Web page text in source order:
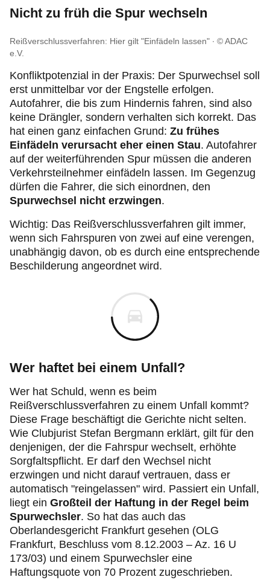
Nicht zu früh die Spur wechseln
Reißverschlussverfahren: Hier gilt "Einfädeln lassen"
© ADAC
e.V.
Konfliktpotenzial in der Praxis: Der Spurwechsel soll
erst unmittelbar vor der Engstelle erfolgen.
Autofahrer, die bis zum Hindernis fahren, sind also
keine Drängler, sondern verhalten sich korrekt. Das
hat einen ganz einfachen Grund: Zu frühes
Einfädeln verursacht eher einen Stau. Autofahrer
auf der weiterführenden Spur müssen die anderen
Verkehrsteilnehmer einfädeln lassen. Im Gegenzug
dürfen die Fahrer, die sich einordnen, den
Spurwechsel nicht erzwingen.
Wichtig: Das Reißverschlussverfahren gilt immer,
wenn sich Fahrspuren von zwei auf eine verengen,
unabhängig davon, ob es durch eine entsprechende
Beschilderung angeordnet wird.
Wer haftet bei einem Unfall?
Wer hat Schuld, wenn es beim
Reißverschlussverfahren zu einem Unfall kommt?
Diese Frage beschäftigt die Gerichte nicht selten.
Wie Clubjurist Stefan Bergmann erklärt, gilt für den
denjenigen, der die Fahrspur wechselt, erhöhte
Sorgfaltspflicht. Er darf den Wechsel nicht
erzwingen und nicht darauf vertrauen, dass er
automatisch "reingelassen" wird. Passiert ein Unfall,
liegt ein Großteil der Haftung in der Regel beim
Spurwechsler. So hat das auch das
Oberlandesgericht Frankfurt gesehen (OLG
Frankfurt, Beschluss vom 8.12.2003 – Az. 16 U
173/03) und einem Spurwechsler eine
Haftungsquote von 70 Prozent zugeschrieben.